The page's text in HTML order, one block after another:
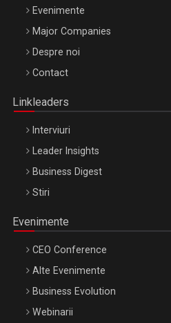
Be Inspired. Make it Happen!,
Octombrie
Evenimente
Major Companies
Despre noi
Contact
Linkleaders
Interviuri
Leader Insights
Business Digest
Stiri
Evenimente
CEO Conference
Alte Evenimente
Business Evolution
Webinarii